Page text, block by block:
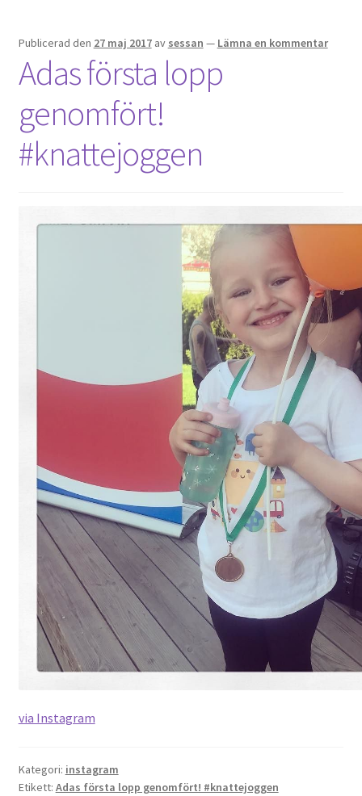
Publicerad den 27 maj 2017 av sessan — Lämna en kommentar
Adas första lopp
genomfört!
#knattejoggen
via Instagram
Kategori: instagram
Etikett: Adas första lopp genomfört! #knattejoggen